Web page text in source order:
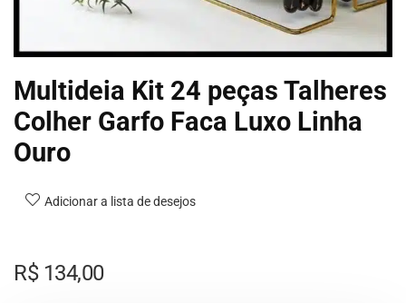
Multideia Kit 24 peças Talheres
Colher Garfo Faca Luxo Linha
Ouro
Adicionar a lista de desejos
R$134,00